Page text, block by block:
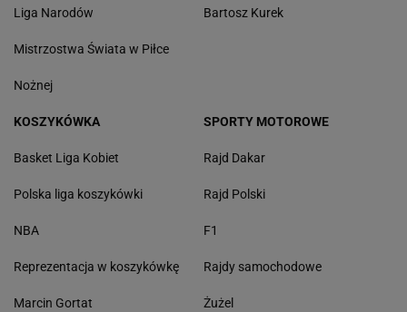
Liga Narodów
Mistrzostwa Świata w Piłce
Nożnej
Bartosz Kurek
KOSZYKÓWKA
Basket Liga Kobiet
Polska liga koszykówki
NBA
Reprezentacja w koszykówkę
Marcin Gortat
SPORTY MOTOROWE
Rajd Dakar
Rajd Polski
F1
Rajdy samochodowe
Żużel